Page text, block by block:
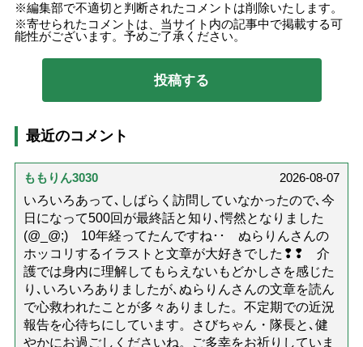
編集部で不適切と判断されたコメントは削除いたします。
寄せられたコメントは、当サイト内の記事中で掲載する可
能性がございます。予めご了承ください。
最近のコメント
ももりん3030
2026-08-07
いろいろあって､しばらく訪問していなかったので､今
日になって500回が最終話と知り､愕然となりました
(@_@;) 10年経ってたんですね･･ ぬらりんさんの
ホッコリするイラストと文章が大好きでした❢❢ 介
護では身内に理解してもらえないもどかしさを感じた
り､いろいろありましたが､ぬらりんさんの文章を読ん
で心救われたことが多々ありました。不定期での近況
報告を心待ちにしています。さびちゃん・隊長と､健
やかにお過ごしくださいね。ご多幸をお祈りしていま